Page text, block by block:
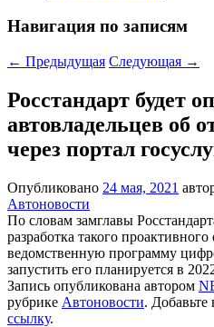
Навигация по записям
← Предыдущая Следующая →
Росстандарт будет
автовладельцев об
через портал
Опубликовано 24 мая, 2021
Автоновости
По словам замглавы
разработка такого
ведомственную программу
запустить его планируется в
Запись опубликована автором
рубрике Автоновости. Добавьте
ссылку.